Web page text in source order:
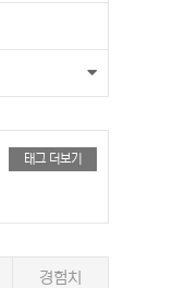
태그 더보기
경험치